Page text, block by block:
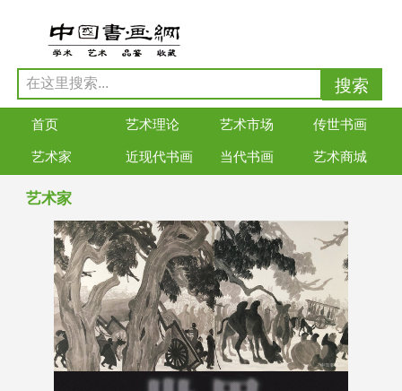
首页 艺术理论 艺术市场 传世书画
艺术家 近现代书画 当代书画 艺术商城
艺术家